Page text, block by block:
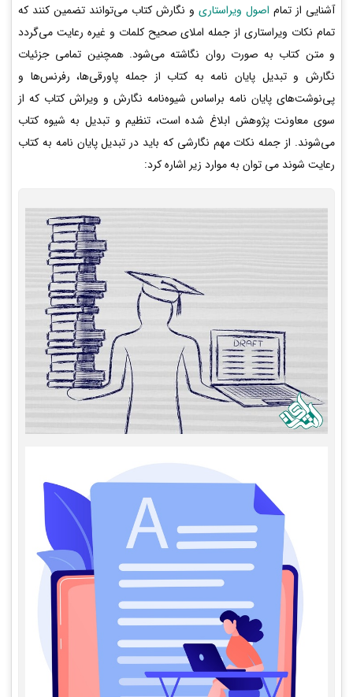
آشنایی از تمام اصول ویراستاری و نگارش کتاب می‌توانند تضمین کنند که
تمام نکات ویراستاری از جمله املای صحیح کلمات و غیره رعایت می‌گردد
و متن کتاب به صورت روان نگاشته می‌شود. همچنین تمامی جزئیات
نگارش و تبدیل پایان نامه به کتاب از جمله پاورقی‌ها، رفرنس‌ها و
پی‌نوشت‌های پایان نامه براساس شیوه‌نامه نگارش و ویراش کتاب که از
سوی معاونت پژوهش ابلاغ شده است، تنظیم و تبدیل به شیوه کتاب
می‌شوند. از جمله نکات مهم نگارشی که باید در تبدیل پایان نامه به کتاب
رعایت شوند می توان به موارد زیر اشاره کرد: